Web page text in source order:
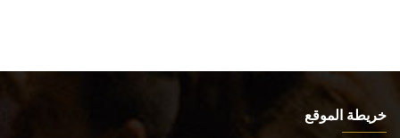
خريطة الموقع